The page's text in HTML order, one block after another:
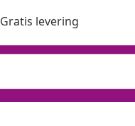
Gratis levering